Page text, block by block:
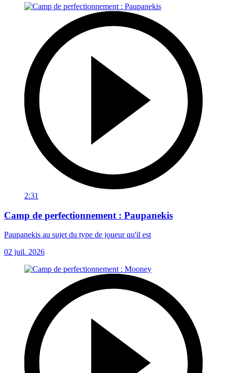
2:31
Camp de perfectionnement : Paupanekis
Paupanekis au sujet du type de joueur qu'il est
02 juil. 2026